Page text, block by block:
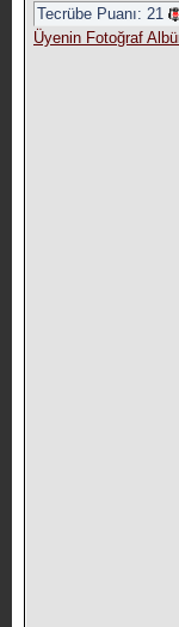
Tecrübe Puanı: 21
Üyenin Fotoğraf